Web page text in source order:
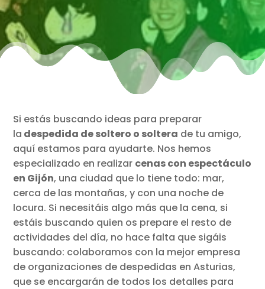
Si estás buscando ideas para preparar
la despedida de soltero o soltera de tu amigo,
aquí estamos para ayudarte. Nos hemos
especializado en realizar cenas con espectáculo
en Gijón, una ciudad que lo tiene todo: mar,
cerca de las montañas, y con una noche de
locura. Si necesitáis algo más que la cena, si
estáis buscando quien os prepare el resto de
actividades del día, no hace falta que sigáis
buscando: colaboramos con la mejor empresa
de organizaciones de despedidas en Asturias,
que se encargarán de todos los detalles para